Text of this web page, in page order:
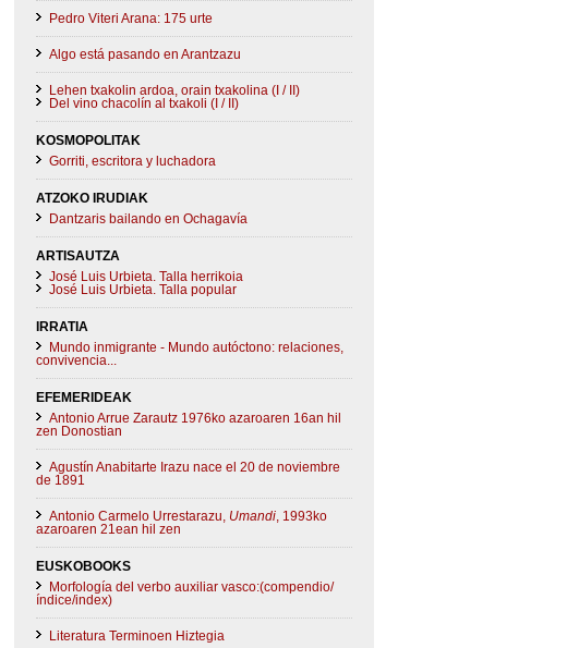
Pedro Viteri Arana: 175 urte
Algo está pasando en Arantzazu
Lehen txakolin ardoa, orain txakolina (I / II)
Del vino chacolín al txakoli (I / II)
KOSMOPOLITAK
Gorriti, escritora y luchadora
ATZOKO IRUDIAK
Dantzaris bailando en Ochagavía
ARTISAUTZA
José Luis Urbieta. Talla herrikoia
José Luis Urbieta. Talla popular
IRRATIA
Mundo inmigrante - Mundo autóctono: relaciones,
convivencia...
EFEMERIDEAK
Antonio Arrue Zarautz 1976ko azaroaren 16an hil
zen Donostian
Agustín Anabitarte Irazu nace el 20 de noviembre
de 1891
Antonio Carmelo Urrestarazu, Umandi, 1993ko
azaroaren 21ean hil zen
EUSKOBOOKS
Morfología del verbo auxiliar vasco:(compendio/
índice/index)
Literatura Terminoen Hiztegia